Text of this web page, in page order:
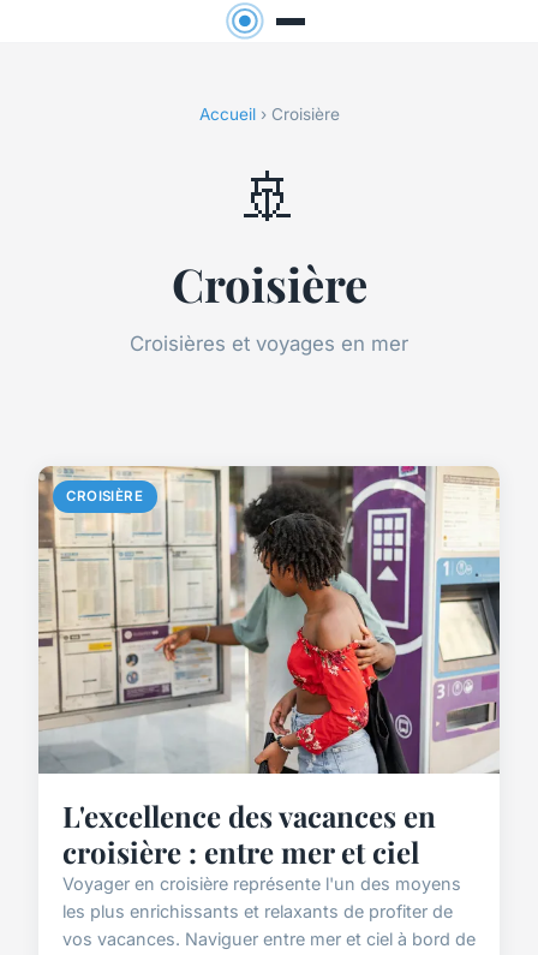
Accueil› Croisière
🚢
Croisière
Croisières et voyages en mer
CROISIÈRE
L'excellence des vacances en
croisière : entre mer et ciel
Voyager en croisière représente l'un des moyens
les plus enrichissants et relaxants de profiter de
vos vacances. Naviguer entre mer et ciel à bord de